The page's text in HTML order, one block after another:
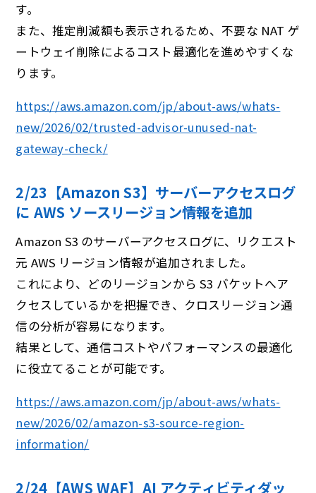
す。
また、推定削減額も表示されるため、不要な NAT ゲ
ートウェイ削除によるコスト最適化を進めやすくな
ります。
https://aws.amazon.com/jp/about-aws/whats-
new/2026/02/trusted-advisor-unused-nat-
gateway-check/
2/23【Amazon S3】サーバーアクセスログ
に AWS ソースリージョン情報を追加
Amazon S3 のサーバーアクセスログに、リクエスト
元 AWS リージョン情報が追加されました。
これにより、どのリージョンから S3 バケットへア
クセスしているかを把握でき、クロスリージョン通
信の分析が容易になります。
結果として、通信コストやパフォーマンスの最適化
に役立てることが可能です。
https://aws.amazon.com/jp/about-aws/whats-
new/2026/02/amazon-s3-source-region-
information/
2/24【AWS WAF】AI アクティビティダッ